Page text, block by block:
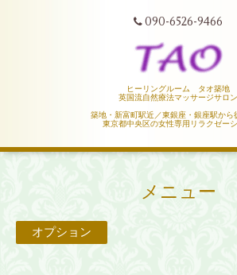
090-6526-9466
ヒーリングルーム タオ築地
英国流自然療法マッサージサロン
築地・新富町駅近／東銀座・銀座駅から
東京都中央区の女性専用リラクゼー
メニュー
オプション